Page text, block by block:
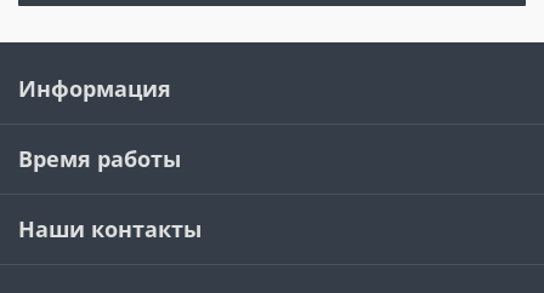
Информация
Время работы
Наши контакты